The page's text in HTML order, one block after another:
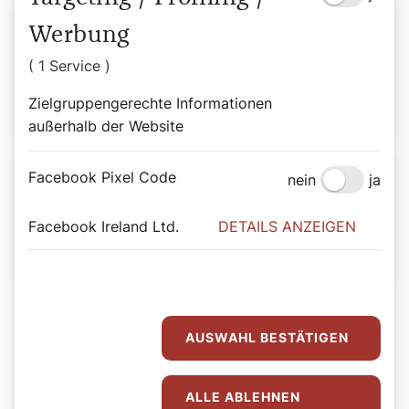
Autor:
Andrea Harringer
Werbung
( 1 Service )
Zielgruppengerechte Informationen
außerhalb der Website
Facebook Pixel Code nein ja
Facebook Ireland Ltd. DETAILS ANZEIGEN
AUSWAHL BESTÄTIGEN
ALLE ABLEHNEN